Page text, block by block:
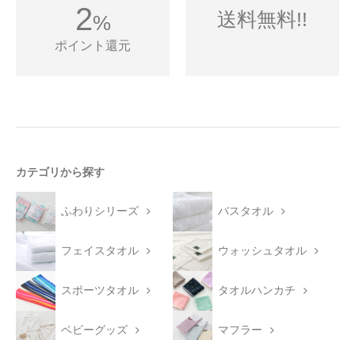
2%
ポイント還元
送料無料!!
カテゴリから探す
ふわりシリーズ バスタオル
フェイスタオル ウォッシュタオル
スポーツタオル タオルハンカチ
ベビーグッズ マフラー